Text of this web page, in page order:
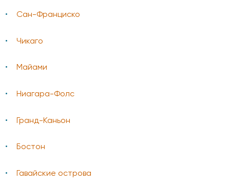
Сан-Франциско
Чикаго
Майами
Ниагара-Фолс
Гранд-Каньон
Бостон
Гавайские острова